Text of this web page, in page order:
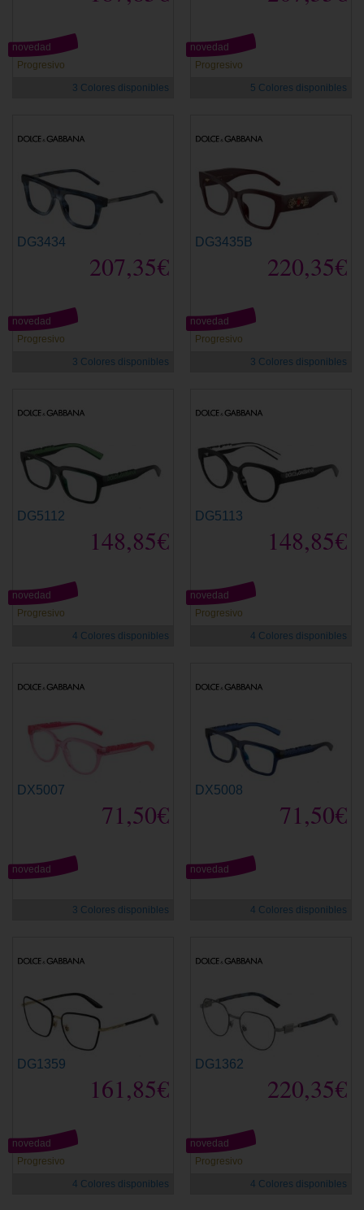
Progresivo
novedad
3 Colores disponibles
Progresivo
novedad
5 Colores disponibles
DG3434
207,35€
Progresivo
novedad
3 Colores disponibles
DG3435B
220,35€
Progresivo
novedad
3 Colores disponibles
DG5112
148,85€
Progresivo
novedad
4 Colores disponibles
DG5113
148,85€
Progresivo
novedad
4 Colores disponibles
DX5007
71,50€
novedad
3 Colores disponibles
DX5008
71,50€
novedad
4 Colores disponibles
DG1359
161,85€
Progresivo
novedad
4 Colores disponibles
DG1362
220,35€
Progresivo
novedad
4 Colores disponibles